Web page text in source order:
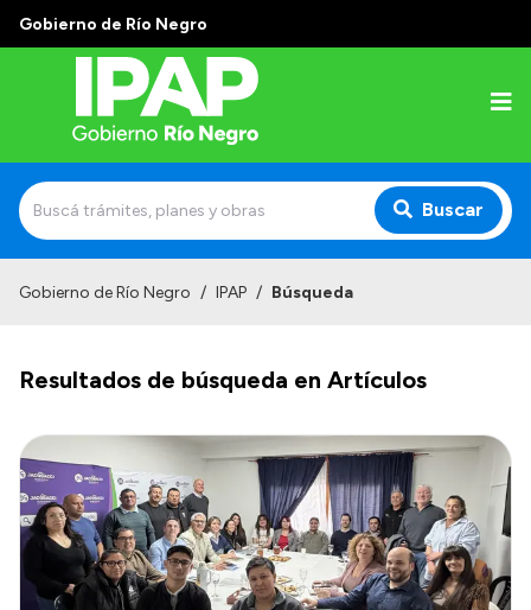
Gobierno de Río Negro
Buscar
El IPAP
Autoridades
Alumnos
Docentes y Capacitadores
Delegaciones
Normativa
Gobierno de Río Negro / IPAP / Búsqueda
Resultados de búsqueda en Artículos